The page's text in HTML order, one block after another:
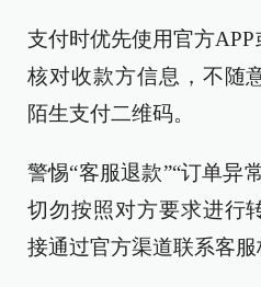
支付时优先使用官方
核对收款方信息，不随
陌生支付二维码。
警惕“客服退款”“订单异
切勿按照对方要求进行
接通过官方渠道联系客服